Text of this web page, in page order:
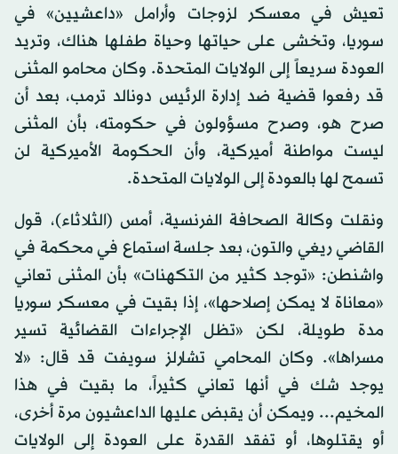
تعيش في معسكر لزوجات وأرامل «داعشيين» في
سوريا، وتخشى على حياتها وحياة طفلها هناك، وتريد
العودة سريعاً إلى الولايات المتحدة. وكان محامو المثنى
قد رفعوا قضية ضد إدارة الرئيس دونالد ترمب، بعد أن
صرح هو، وصرح مسؤولون في حكومته، بأن المثنى
ليست مواطنة أميركية، وأن الحكومة الأميركية لن
تسمح لها بالعودة إلى الولايات المتحدة.
ونقلت وكالة الصحافة الفرنسية، أمس (الثلاثاء)، قول
القاضي ريغي والتون، بعد جلسة استماع في محكمة في
واشنطن: «توجد كثير من التكهنات» بأن المثنى تعاني
«معاناة لا يمكن إصلاحها»، إذا بقيت في معسكر سوريا
مدة طويلة، لكن «تظل الإجراءات القضائية تسير
مسراها». وكان المحامي تشارلز سويفت قد قال: «لا
يوجد شك في أنها تعاني كثيراً، ما بقيت في هذا
المخيم... ويمكن أن يقبض عليها الداعشيون مرة أخرى،
أو يقتلوها، أو تفقد القدرة على العودة إلى الولايات